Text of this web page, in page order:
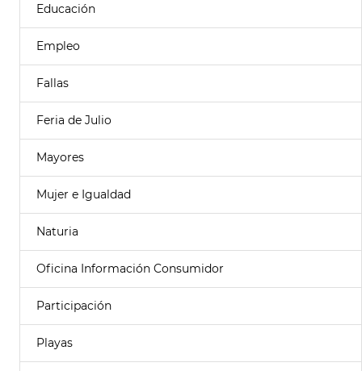
Educación
Empleo
Fallas
Feria de Julio
Mayores
Mujer e Igualdad
Naturia
Oficina Información Consumidor
Participación
Playas